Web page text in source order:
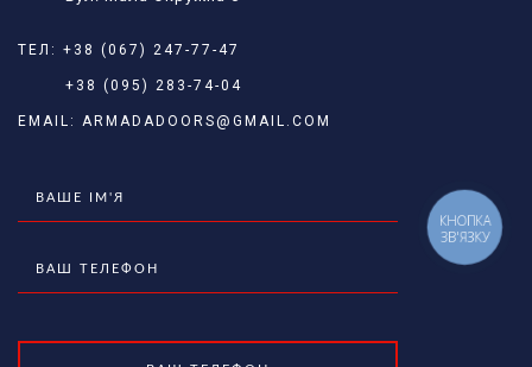
ТЕЛ: +38 (067) 247-77-47
+38 (095) 283-74-04
EMAIL: ARMADADOORS@GMAIL.COM
КНОПКА
ЗВ'ЯЗКУ